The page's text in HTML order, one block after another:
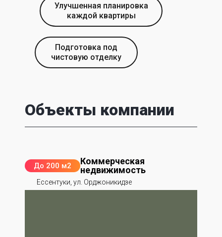
Улучшенная планировка
каждой квартиры
Подготовка под
чистовую отделку
Объекты компании
До 200 м2
Коммерческая
недвижимость
Ессентуки, ул. Орджоникидзе